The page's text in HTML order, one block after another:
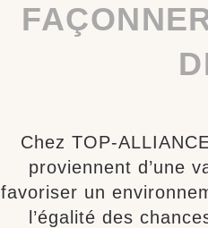
Chez TOP-
proviennent d’une
favoriser un
l’égalité des